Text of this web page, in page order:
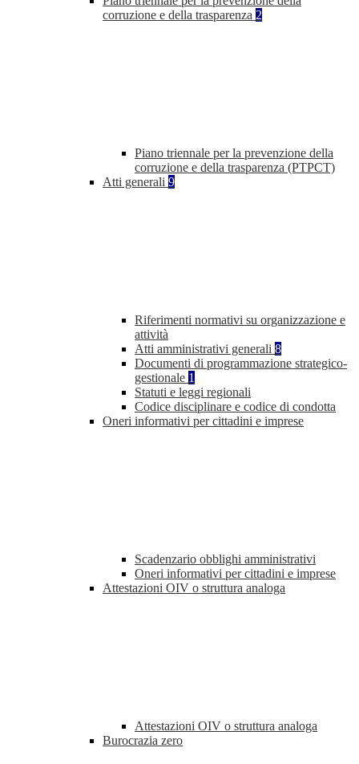
corruzione e della trasparenza 2
Piano triennale per la prevenzione della
corruzione e della trasparenza (PTPCT)
Atti generali 9
Riferimenti normativi su organizzazione e
attività
Atti amministrativi generali 8
Documenti di programmazione strategico-
gestionale 1
Statuti e leggi regionali
Codice disciplinare e codice di condotta
Oneri informativi per cittadini e imprese
Scadenzario obblighi amministrativi
Oneri informativi per cittadini e imprese
Attestazioni OIV o struttura analoga
Attestazioni OIV o struttura analoga
Burocrazia zero